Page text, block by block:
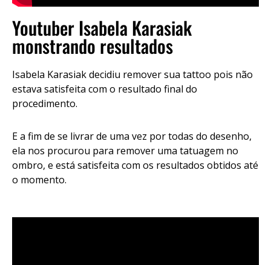
Youtuber Isabela Karasiak
monstrando resultados
Isabela Karasiak decidiu remover sua tattoo pois não
estava satisfeita com o resultado final do
procedimento.
E a fim de se livrar de uma vez por todas do desenho,
ela nos procurou para remover uma tatuagem no
ombro, e está satisfeita com os resultados obtidos até
o momento.